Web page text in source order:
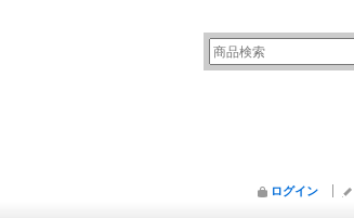
ログイン